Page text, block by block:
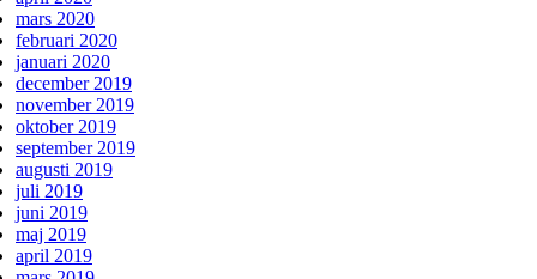
mars 2020
februari 2020
januari 2020
december 2019
november 2019
oktober 2019
september 2019
augusti 2019
juli 2019
juni 2019
maj 2019
april 2019